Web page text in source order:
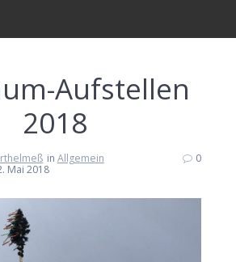
Aufstellen
2018
in Allgemein
Mai 2018
0